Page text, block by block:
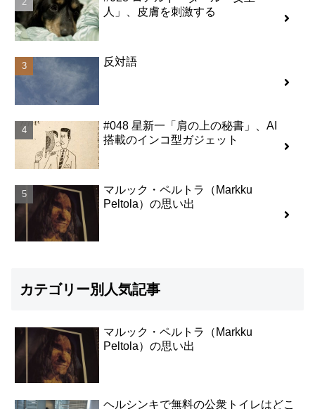
人」、皮膚を刺激する
反対語
#048 星新一「肩の上の秘書」、AI
搭載のインコ型ガジェット
マルック・ペルトラ（Markku
Peltola）の思い出
カテゴリー別人気記事
マルック・ペルトラ（Markku
Peltola）の思い出
ヘルシンキで無料の公衆トイレはどこ